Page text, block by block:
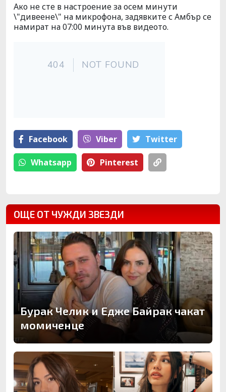
Ако не сте в настроение за осем минути
\"дивеене\" на микрофона, задявките с Амбър се
намират на 07:00 минута във видеото.
Facebook Viber Тwitter
Whatsapp Pinterest
ОЩЕ ОТ ЧУЖДИ ЗВЕЗДИ
Бурак Челик и Едже Байрак чакат
момиченце